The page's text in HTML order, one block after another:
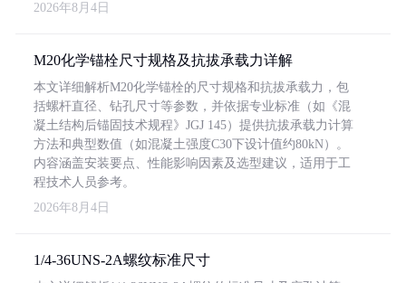
2026年8月4日
M20化学锚栓尺寸规格及抗拔承载力详解
本文详细解析M20化学锚栓的尺寸规格和抗拔承载力，包
括螺杆直径、钻孔尺寸等参数，并依据专业标准（如《混
凝土结构后锚固技术规程》JGJ 145）提供抗拔承载力计算
方法和典型数值（如混凝土强度C30下设计值约80kN）。
内容涵盖安装要点、性能影响因素及选型建议，适用于工
程技术人员参考。
2026年8月4日
1/4-36UNS-2A螺纹标准尺寸